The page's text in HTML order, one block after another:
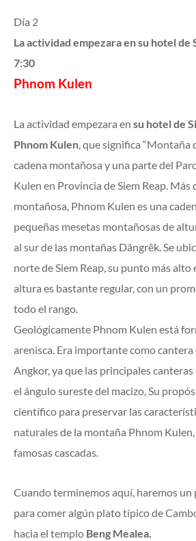
Día 2
La actividad empezara en su hotel de
7:30
Phnom Kulen
La actividad empezara en su hotel de
Phnom Kulen, que significa “Montaña
cadena montañosa y una parte del
Kulen en Provincia de Siem Reap. Más
montañosa, Phnom Kulen es una
pequeñas mesetas montañosas de
al sur de las montañas Dângrêk. Se
norte de Siem Reap, su punto más alto
altura es bastante regular, con un
todo el rango.
Geológicamente Phnom Kulen está
arenisca. Era importante como cantera
Angkor, ya que las principales
el ángulo sureste del macizo, Su
científico para preservar las
naturales de la montaña Phnom
famosas cascadas.
Cuando terminemos aquí, haremos un
para comer algún plato típico de
hacia el templo Beng Mealea.